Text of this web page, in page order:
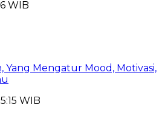
WIB
Yang Mengatur Mood, Motivasi,
WIB